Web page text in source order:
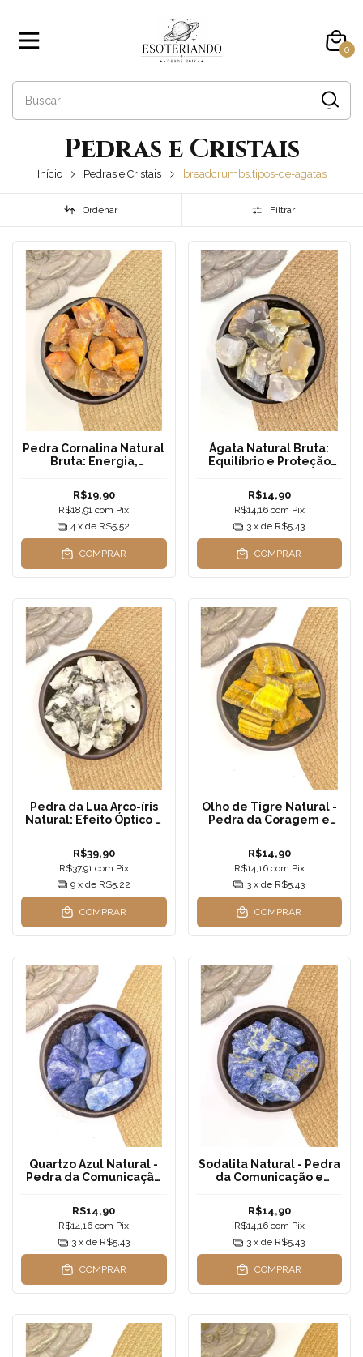
0
Pedras e Cristais
Início Pedras e Cristais breadcrumbs.tipos-de-agatas
Ordenar Filtrar
Pedra Cornalina Natural
Bruta: Energia,
R$19,90
R$18,91com Pix
4 x de R$5,52
COMPRAR
Ágata Natural Bruta:
Equilíbrio e Proteção
R$14,90
R$14,16 com Pix
3 x de R$5,43
COMPRAR
Pedra da Lua Arco-íris
Natural: Efeito Óptico e
R$39,90
R$37,91 com Pix
9 x de R$5,22
COMPRAR
Olho de Tigre Natural -
Pedra da Coragem e
Decoração e
Cristaloterapia
R$14,90
R$14,16 com Pix
3 x de R$5,43
COMPRAR
Quartzo Azul Natural -
Pedra da Comunicação
Decoração e
Cristaloterapia
R$14,90
R$14,16com Pix
3 x de R$5,43
COMPRAR
Sodalita Natural - Pedra
da Comunicação e
e Cristaloterapia
R$14,90
R$14,16 com Pix
3 x de R$5,43
COMPRAR